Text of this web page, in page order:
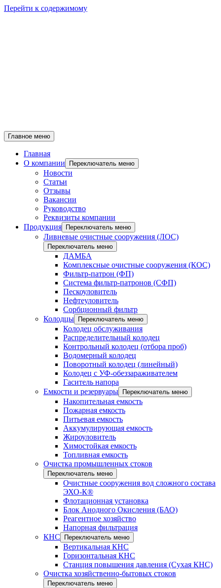
Перейти к содержимому
Главное меню
Главная
О компании
Переключатель меню
Новости
Статьи
Отзывы
Вакансии
Руководство
Реквизиты компании
Продукция
Переключатель меню
Ливневые очистные сооружения (ЛОС)
Переключатель меню
ДАМБА
Комплексные очистные сооружения (КОС)
Фильтр-патрон (ФП)
Система фильтр-патронов (СФП)
Пескоуловитель
Нефтеуловитель
Сорбционный фильтр
Колодцы
Переключатель меню
Колодец обслуживания
Распределительный колодец
Контрольный колодец (отбора проб)
Водомерный колодец
Поворотный колодец (линейный)
Колодец с УФ-обеззараживателем
Гаситель напора
Емкости и резервуары
Переключатель меню
Накопительная емкость
Пожарная емкость
Питьевая емкость
Аккумулирующая емкость
Жироуловитель
Химостойкая емкость
Топливная емкость
Очистка промышленных стоков
Переключатель меню
Очистные сооружения вод сложного состава
ЭХО-К®
Флотационная установка
Блок Анодного Окисления (БАО)
Реагентное хозяйство
Напорная фильтрация
КНС
Переключатель меню
Вертикальная КНС
Горизонтальная КНС
Станция повышения давления (Сухая КНС)
Очистка хозяйственно-бытовых стоков
Переключатель меню